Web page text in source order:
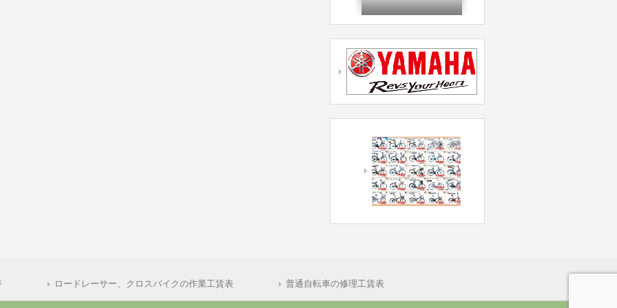
ロードレーサー、クロスバイクの作業工賃表 普通自転車の修理工賃表